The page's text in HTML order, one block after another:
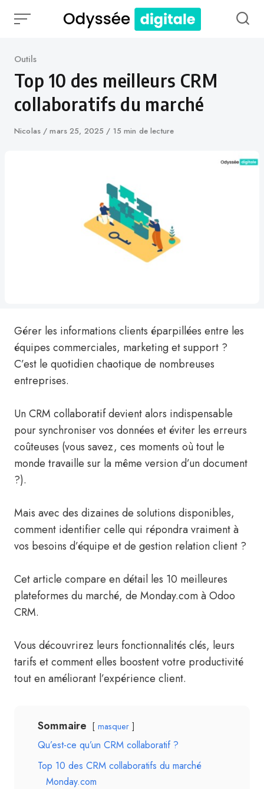
Catégorie
Outils
Top 10 des meilleurs CRM
collaboratifs du marché
Auteur
Nicolas
Publié
mars 25, 2025 15 min de lecture
Gérer les informations clients éparpillées entre les
équipes commerciales, marketing et support ?
C’est le quotidien chaotique de nombreuses
entreprises.
Un CRM collaboratif devient alors indispensable
pour synchroniser vos données et éviter les erreurs
coûteuses (vous savez, ces moments où tout le
monde travaille sur la même version d’un document
?).
Mais avec des dizaines de solutions disponibles,
comment identifier celle qui répondra vraiment à
vos besoins d’équipe et de gestion relation client ?
Cet article compare en détail les 10 meilleures
plateformes du marché, de Monday.com à Odoo
CRM.
Vous découvrirez leurs fonctionnalités clés, leurs
tarifs et comment elles boostent votre productivité
tout en améliorant l’expérience client.
Sommaire masquer
Qu’est-ce qu’un CRM collaboratif ?
Top 10 des CRM collaboratifs du marché
Monday.com